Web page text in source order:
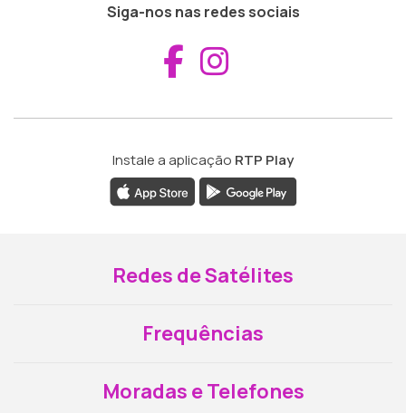
Siga-nos nas redes sociais
Aceder ao
Instale a aplicação RTP Play
Redes de Satélites
Frequências
Moradas e Telefones